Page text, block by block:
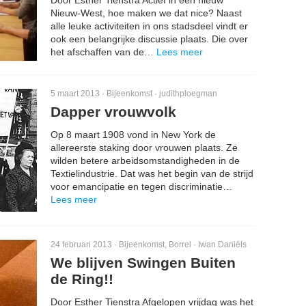
Nieuw-West, hoe maken we dat nice? Naast
alle leuke activiteiten in ons stadsdeel vindt er
ook een belangrijke discussie plaats. Die over
het afschaffen van de… Lees meer
5 maart 2013 · Bijeenkomst · judithploegman
Dapper vrouwvolk
Op 8 maart 1908 vond in New York de
allereerste staking door vrouwen plaats. Ze
wilden betere arbeidsomstandigheden in de
Textielindustrie. Dat was het begin van de strijd
voor emancipatie en tegen discriminatie…
Lees meer
24 februari 2013 · Bijeenkomst, Borrel · Iwan Daniëls
We blijven Swingen Buiten
de Ring!!
Door Esther Tienstra Afgelopen vrijdag was het